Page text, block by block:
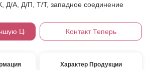
Д/А, Д/П, Т/Т, западное соединение
Цену Контакт Теперь
Характер Продукции